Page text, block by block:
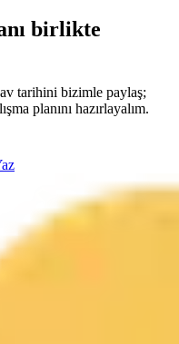
birlikte
tarihini bizimle paylaş;
planını hazırlayalım.